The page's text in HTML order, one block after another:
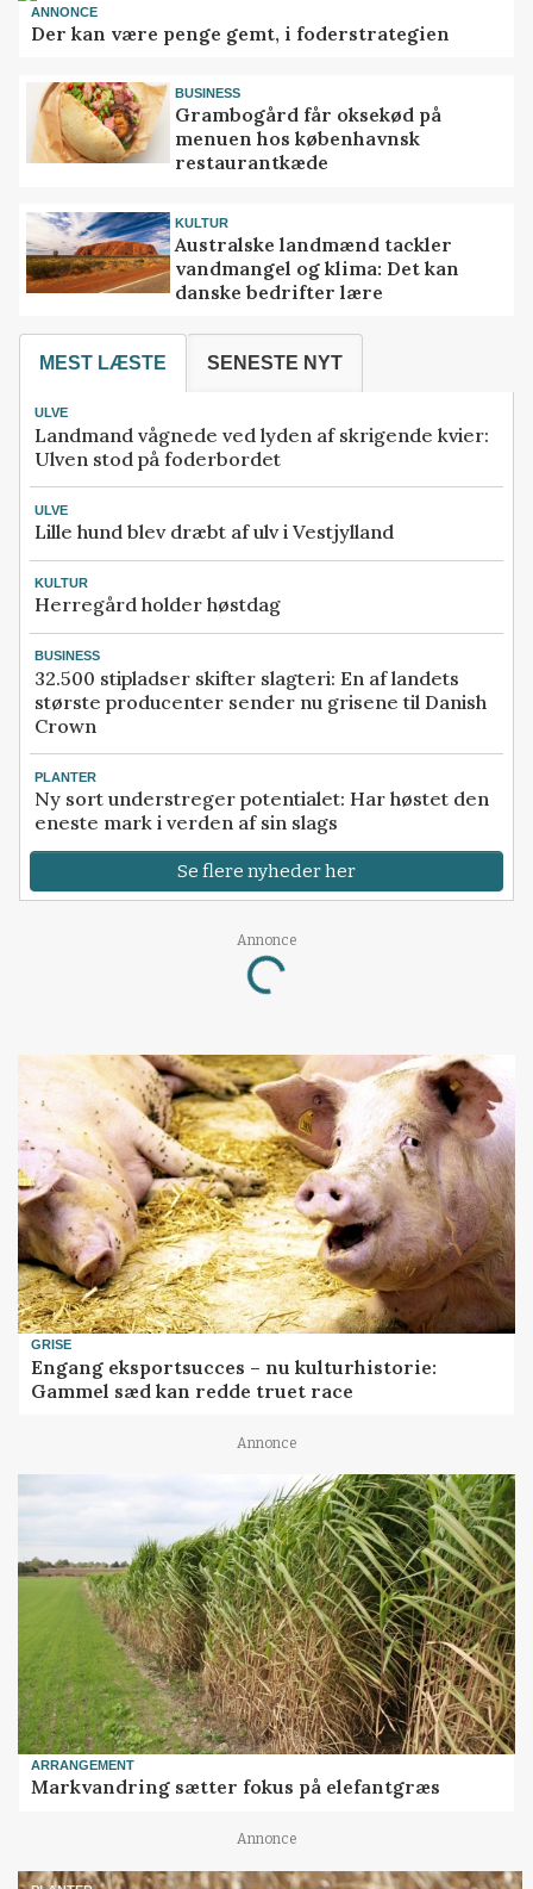
ANNONCE
Der kan være penge gemt, i foderstrategien
BUSINESS
Grambogård får oksekød på
menuen hos københavnsk
restaurantkæde
KULTUR
Australske landmænd tackler
vandmangel og klima: Det kan
danske bedrifter lære
MEST LÆSTE SENESTE NYT
ULVE
Landmand vågnede ved lyden af skrigende kvier:
Ulven stod på foderbordet
ULVE
Lille hund blev dræbt af ulv i Vestjylland
KULTUR
Herregård holder høstdag
BUSINESS
32.500 stipladser skifter slagteri: En af landets
største producenter sender nu grisene til Danish
Crown
PLANTER
Ny sort understreger potentialet: Har høstet den
eneste mark i verden af sin slags
Se flere nyheder her
Annonce
Loading...
GRISE
Engang eksportsucces – nu kulturhistorie:
Gammel sæd kan redde truet race
Annonce
ARRANGEMENT
Markvandring sætter fokus på elefantgræs
Annonce